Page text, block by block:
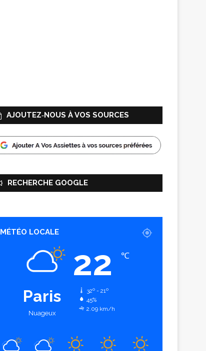
AJOUTEZ‑NOUS À VOS SOURCES
RECHERCHE GOOGLE
MÉTÉO LOCALE
Paris
Nuageux
22 ℃
32º - 21º
45%
2.09 km/h